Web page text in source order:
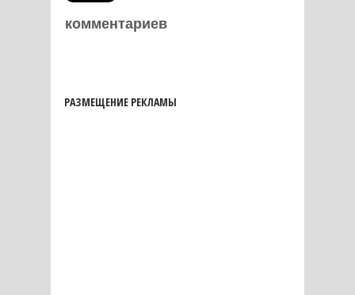
комментариев
РАЗМЕЩЕНИЕ РЕКЛАМЫ